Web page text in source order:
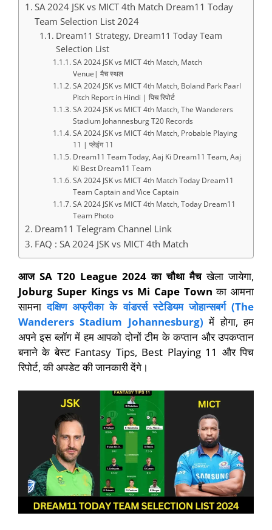
SA 2024 JSK vs MICT 4th Match Dream11 Today
Team Selection List 2024
Dream11 Strategy, Dream11 Today Team
Selection List
SA 2024 JSK vs MICT 4th Match, Match
Venue| मैच स्थल
SA 2024 JSK vs MICT 4th Match, Boland Park Paarl
Pitch Report in Hindi | पिच रिपोर्ट
SA 2024 JSK vs MICT 4th Match, The Wanderers
Stadium Johannesburg T20 Records
SA 2024 JSK vs MICT 4th Match, Probable Playing
11 | प्लेइंग 11
Dream11 Team Today, Aaj Ki Dream11 Team, Aaj
Ki Best Dream11 Team
SA 2024 JSK vs MICT 4th Match Today Dream11
Team Captain and Vice Captain
SA 2024 JSK vs MICT 4th Match, Today Dream11
Team Photo
Dream11 Telegram Channel Link
FAQ : SA 2024 JSK vs MICT 4th Match
आज SA T20 League 2024काचौथामैचखेला जायेगा,
Joburg Super Kings vs Mi Cape Town का आमना
सामनादक्षिण अफ्रीका के वांडरर्स स्टेडियम जोहान्सबर्ग (The
Wanderers Stadium Johannesburg)में होगा, हम
अपने इस ब्लॉग में हम आपको दोनों टीम के कप्तान और उपकप्तान
बनाने के बेस्ट Fantasy Tips, Best Playing 11 और पिच
रिपोर्ट, की अपडेट की जानकारी देंगे।